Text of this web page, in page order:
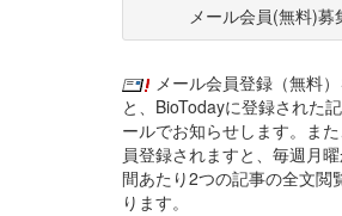
メール会員(無料)募
メール会員登録（無料
と、BioTodayに登録された
ールでお知らせします。ま
員登録されますと、毎週月
間あたり2つの記事の全文閲
ります。